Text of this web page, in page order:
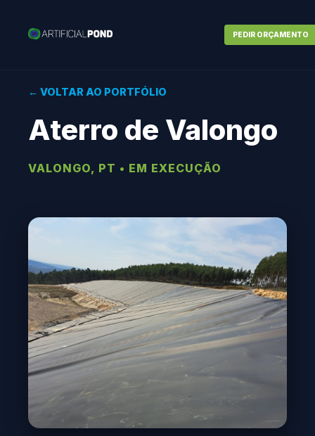
PEDIR ORÇAMENTO
← VOLTAR AO PORTFÓLIO
Aterro de Valongo
VALONGO, PT • EM EXECUÇÃO